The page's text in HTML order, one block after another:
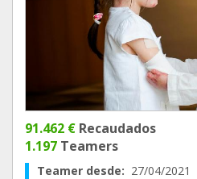
91.462 € Recaudados
1.197 Teamers
Teamer desde: 27/04/2021